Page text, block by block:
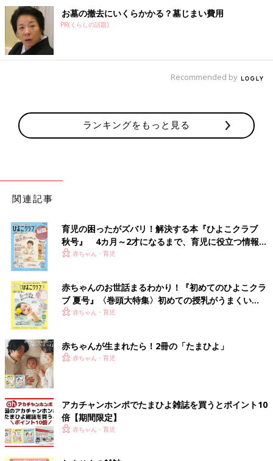
お墓の撤去にいくらかかる？墓じまい費用
PR(くらしの話題)
Recommended by
ランキングをもっと見る
関連記事
育児の困ったがズバリ！解決する本『ひよこクラブ
秋号』 4カ月～2才になるまで、育児に役立つ情報が
いっぱい！
赤ちゃん・育児
赤ちゃんのお世話まるわかり！『初めてのひよこクラ
ブ 夏号』〈巻頭大特集〉初めての授乳がうまくい
く！ おっぱい・ミルクの基本と夏のトラブル 解決テ
赤ちゃん・育児
赤ちゃんが生まれたら！2冊の「たまひよ」
赤ちゃん・育児
アカチャンホンポでたまひよ雑誌を買うとポイント10
倍【期間限定】
赤ちゃん・育児